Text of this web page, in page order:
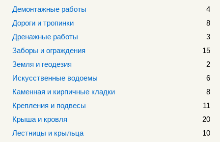
Демонтажные работы
4
Дороги и тропинки
8
Дренажные работы
3
Заборы и ограждения
15
Земля и геодезия
2
Искусственные водоемы
6
Каменная и кирпичные кладки
8
Крепления и подвесы
11
Крыша и кровля
20
Лестницы и крыльца
10